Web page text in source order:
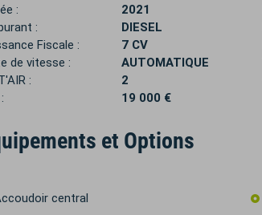
:
2021
:
DIESEL
Fiscale :
7 CV
de vitesse :
AUTOMATIQUE
:
2
19 000 €
et Options
central